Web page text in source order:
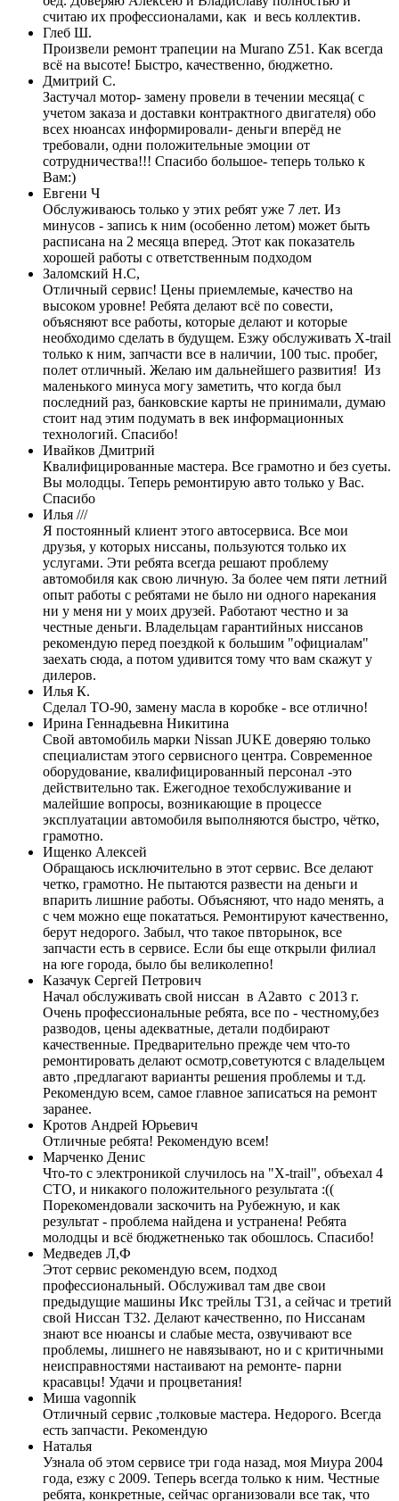
считаю их профессионалами, как и весь коллектив.
Глеб Ш.
Произвели ремонт трапеции на Murano Z51. Как всегда
всё на высоте! Быстро, качественно, бюджетно.
Дмитрий С.
Застучал мотор- замену провели в течении месяца( с
учетом заказа и доставки контрактного двигателя) обо
всех нюансах информировали- деньги вперёд не
требовали, одни положительные эмоции от
сотрудничества!!! Спасибо большое- теперь только к
Вам:)
Евгени Ч
Обслуживаюсь только у этих ребят уже 7 лет. Из
минусов - запись к ним (особенно летом) может быть
расписана на 2 месяца вперед. Этот как показатель
хорошей работы с ответственным подходом
Заломский Н.С,
Отличный сервис! Цены приемлемые, качество на
высоком уровне! Ребята делают всё по совести,
объясняют все работы, которые делают и которые
необходимо сделать в будущем. Езжу обслуживать X-trail
только к ним, запчасти все в наличии, 100 тыс. пробег,
полет отличный. Желаю им дальнейшего развития! Из
маленького минуса могу заметить, что когда был
последний раз, банковские карты не принимали, думаю
стоит над этим подумать в век информационных
технологий. Спасибо!
Ивайков Дмитрий
Квалифицированные мастера. Все грамотно и без суеты.
Вы молодцы. Теперь ремонтирую авто только у Вас.
Спасибо
Илья ///
Я постоянный клиент этого автосервиса. Все мои
друзья, у которых ниссаны, пользуются только их
услугами. Эти ребята всегда решают проблему
автомобиля как свою личную. За более чем пяти летний
опыт работы с ребятами не было ни одного нарекания
ни у меня ни у моих друзей. Работают честно и за
честные деньги. Владельцам гарантийных ниссанов
рекомендую перед поездкой к большим "официалам"
заехать сюда, а потом удивится тому что вам скажут у
дилеров.
Илья К.
Сделал ТО-90, замену масла в коробке - все отлично!
Ирина Геннадьевна Никитина
Свой автомобиль марки Nissan JUKE доверяю только
специалистам этого сервисного центра. Современное
оборудование, квалифицированный персонал -это
действительно так. Ежегодное техобслуживание и
малейшие вопросы, возникающие в процессе
эксплуатации автомобиля выполняются быстро, чётко,
грамотно.
Ищенко Алексей
Обращаюсь исключительно в этот сервис. Все делают
четко, грамотно. Не пытаются развести на деньги и
впарить лишние работы. Объясняют, что надо менять, а
с чем можно еще покататься. Ремонтируют качественно,
берут недорого. Забыл, что такое пвторынок, все
запчасти есть в сервисе. Если бы еще открыли филиал
на юге города, было бы великолепно!
Казачук Сергей Петрович
Начал обслуживать свой ниссан в А2авто с 2013 г.
Очень профессиональные ребята, все по - честному,без
разводов, цены адекватные, детали подбирают
качественные. Предварительно прежде чем что-то
ремонтировать делают осмотр,советуются с владельцем
авто ,предлагают варианты решения проблемы и т.д.
Рекомендую всем, самое главное записаться на ремонт
заранее.
Кротов Андрей Юрьевич
Отличные ребята! Рекомендую всем!
Марченко Денис
Что-то с электроникой случилось на "X-trail", объехал 4
СТО, и никакого положительного результата :((
Порекомендовали заскочить на Рубежную, и как
результат - проблема найдена и устранена! Ребята
молодцы и всё бюджетненько так обошлось. Спасибо!
Медведев Л,Ф
Этот сервис рекомендую всем, подход
профессиональный. Обслуживал там две свои
предыдущие машины Икс трейлы Т31, а сейчас и третий
свой Ниссан Т32. Делают качественно, по Ниссанам
знают все нюансы и слабые места, озвучивают все
проблемы, лишнего не навязывают, но и с критичными
неисправностями настаивают на ремонте- парни
красавцы! Удачи и процветания!
Миша vagonnik
Отличный сервис ,толковые мастера. Недорого. Всегда
есть запчасти. Рекомендую
Наталья
Узнала об этом сервисе три года назад, моя Миура 2004
года, езжу с 2009. Теперь всегда только к ним. Честные
ребята, конкретные, сейчас организовали все так, что